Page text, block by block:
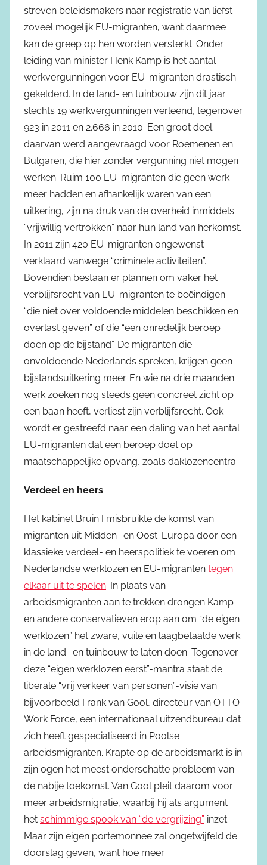
streven beleidsmakers naar registratie van liefst
zoveel mogelijk EU-migranten, want daarmee
kan de greep op hen worden versterkt. Onder
leiding van minister Henk Kamp is het aantal
werkvergunningen voor EU-migranten drastisch
gekelderd. In de land- en tuinbouw zijn dit jaar
slechts 19 werkvergunningen verleend, tegenover
923 in 2011 en 2.666 in 2010. Een groot deel
daarvan werd aangevraagd voor Roemenen en
Bulgaren, die hier zonder vergunning niet mogen
werken. Ruim 100 EU-migranten die geen werk
meer hadden en afhankelijk waren van een
uitkering, zijn na druk van de overheid inmiddels
“vrijwillig vertrokken” naar hun land van herkomst.
In 2011 zijn 420 EU-migranten ongewenst
verklaard vanwege “criminele activiteiten”.
Bovendien bestaan er plannen om vaker het
verblijfsrecht van EU-migranten te beëindigen
“die niet over voldoende middelen beschikken en
overlast geven” of die “een onredelijk beroep
doen op de bijstand”. De migranten die
onvoldoende Nederlands spreken, krijgen geen
bijstandsuitkering meer. En wie na drie maanden
werk zoeken nog steeds geen concreet zicht op
een baan heeft, verliest zijn verblijfsrecht. Ook
wordt er gestreefd naar een daling van het aantal
EU-migranten dat een beroep doet op
maatschappelijke opvang, zoals daklozencentra.
Verdeel en heers
Het kabinet Bruin I misbruikte de komst van
migranten uit Midden- en Oost-Europa door een
klassieke verdeel- en heerspolitiek te voeren om
Nederlandse werklozen en EU-migranten tegen
elkaar uit te spelen. In plaats van
arbeidsmigranten aan te trekken drongen Kamp
en andere conservatieven erop aan om “de eigen
werklozen” het zware, vuile en laagbetaalde werk
in de land- en tuinbouw te laten doen. Tegenover
deze “eigen werklozen eerst”-mantra staat de
liberale “vrij verkeer van personen”-visie van
bijvoorbeeld Frank van Gool, directeur van OTTO
Work Force, een internationaal uitzendbureau dat
zich heeft gespecialiseerd in Poolse
arbeidsmigranten. Krapte op de arbeidsmarkt is in
zijn ogen het meest onderschatte probleem van
de nabije toekomst. Van Gool pleit daarom voor
meer arbeidsmigratie, waarbij hij als argument
het schimmige spook van “de vergrijzing” inzet.
Maar zijn eigen portemonnee zal ongetwijfeld de
doorslag geven, want hoe meer